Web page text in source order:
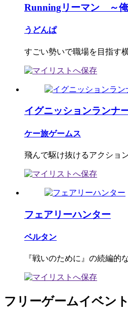
Runningリーマン ～
うどんぱ
すごい勢いで職場を目指す
イグニッションランナ
ケー旅ゲームス
飛んで駆け抜けるアクショ
フェアリーハンター
ベルタン
『戦いのために』の続編的
フリーゲームイベン